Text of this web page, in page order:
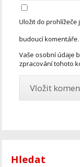
Uložit do
budoucí komentáře.
Vaše osobní údaje
zpracování tohoto
Hledat